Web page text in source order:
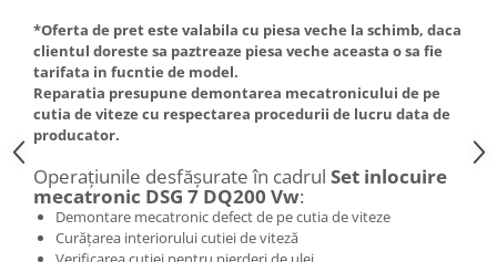
*Oferta de pret este valabila cu piesa veche la schimb, daca
clientul doreste sa paztreaze piesa veche aceasta o sa fie
tarifata in fucntie de model.
Reparatia presupune demontarea mecatronicului de pe
cutia de viteze cu respectarea procedurii de lucru data de
producator.
Operațiunile desfășurate în cadrul Set inlocuire
mecatronic DSG 7 DQ200 Vw:
Demontare mecatronic defect de pe cutia de viteze
Curățarea interiorului cutiei de viteză